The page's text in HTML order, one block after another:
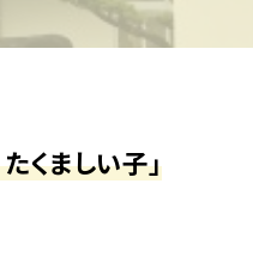
ましい子」